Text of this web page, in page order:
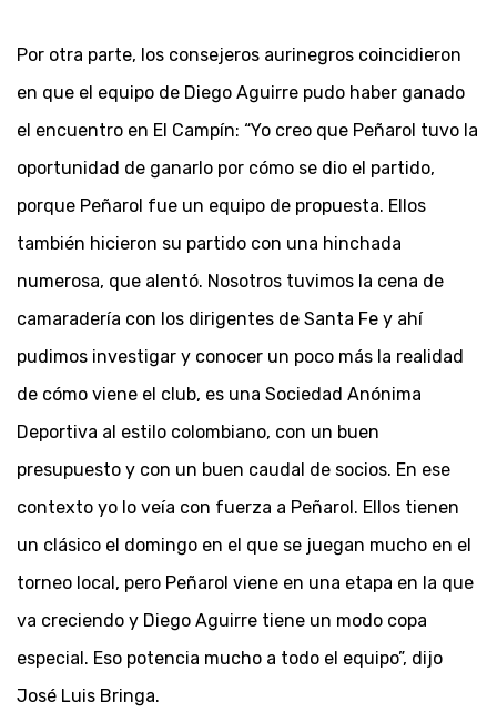
Por otra parte, los consejeros aurinegros coincidieron
en que el equipo de Diego Aguirre pudo haber ganado
el encuentro en El Campín: “Yo creo que Peñarol tuvo la
oportunidad de ganarlo por cómo se dio el partido,
porque Peñarol fue un equipo de propuesta. Ellos
también hicieron su partido con una hinchada
numerosa, que alentó. Nosotros tuvimos la cena de
camaradería con los dirigentes de Santa Fe y ahí
pudimos investigar y conocer un poco más la realidad
de cómo viene el club, es una Sociedad Anónima
Deportiva al estilo colombiano, con un buen
presupuesto y con un buen caudal de socios. En ese
contexto yo lo veía con fuerza a Peñarol. Ellos tienen
un clásico el domingo en el que se juegan mucho en el
torneo local, pero Peñarol viene en una etapa en la que
va creciendo y Diego Aguirre tiene un modo copa
especial. Eso potencia mucho a todo el equipo”, dijo
José Luis Bringa.